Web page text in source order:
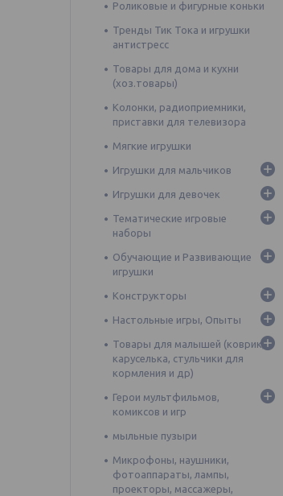
Роликовые и фигурные коньки
Тренды Тик Тока и игрушки
антистресс
Товары для дома и кухни
(хоз.товары)
Колонки, радиоприемники,
приставки для телевизора
Мягкие игрушки
Игрушки для мальчиков
Игрушки для девочек
Тематические игровые
наборы
Обучающие и Развивающие
игрушки
Конструкторы
Настольные игры, Опыты
Товары для малышей (коврик,
каруселька, стульчики для
кормления и др)
Герои мультфильмов,
комиксов и игр
мыльные пузыри
Микрофоны, наушники,
фотоаппараты, лампы,
проекторы, массажеры,